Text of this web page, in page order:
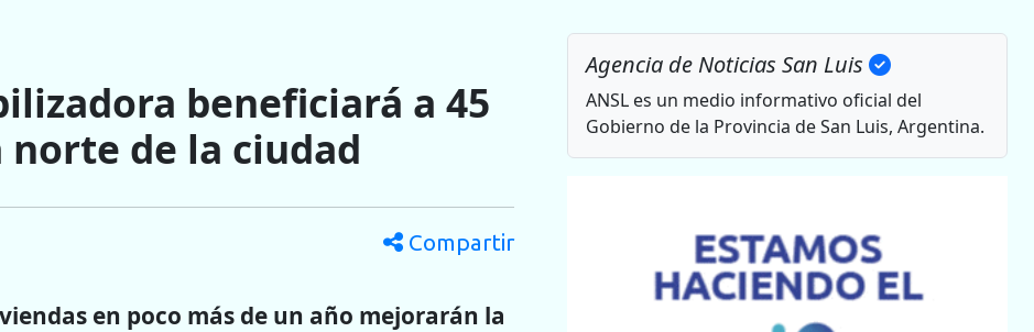
beneficiará a 45
de la ciudad
Compartir
en poco más de un año mejorarán la
Agencia de Noticias San Luis
ANSL es un medio informativo oficial del
Gobierno de la Provincia de San Luis, Argentina.